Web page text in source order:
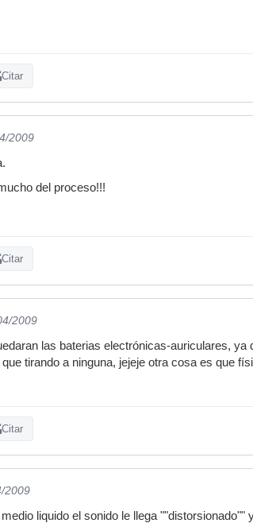
Citar
2009
del proceso!!!
Citar
2009
las baterias electrónicas-auriculares,
tirando a ninguna, jejeje otra cosa es que
Citar
2009
liquido el sonido le llega